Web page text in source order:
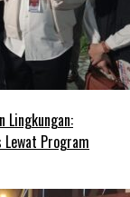
Lingkungan:
Lewat Program